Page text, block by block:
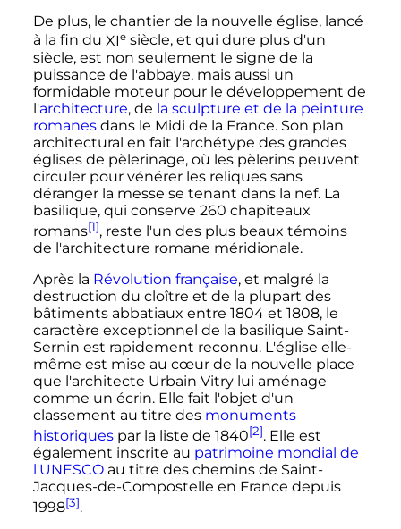
De plus, le chantier de la nouvelle église, lancé
à la fin du XIe siècle, et qui dure plus d'un
siècle, est non seulement le signe de la
puissance de l'abbaye, mais aussi un
formidable moteur pour le développement de
l'architecture, de la sculpture et de la peinture
romanesdans le Midi de la France. Son plan
architectural en fait l'archétype des grandes
églises de pèlerinage, où les pèlerins peuvent
circuler pour vénérer les reliques sans
déranger la messe se tenant dans la nef. La
basilique, qui conserve 260 chapiteaux
romans[1], reste l'un des plus beaux témoins
de l'architecture romane méridionale.
Après la Révolution française, et malgré la
destruction du cloître et de la plupart des
bâtiments abbatiaux entre 1804 et 1808, le
caractère exceptionnel de la basilique Saint-
Sernin est rapidement reconnu. L'église elle-
même est mise au cœur de la nouvelle place
que l'architecte Urbain Vitry lui aménage
comme un écrin. Elle fait l'objet d'un
classement au titre des monuments
historiquespar la liste de 1840[2]. Elle est
également inscrite au patrimoine mondial de
l'UNESCOau titre des chemins de Saint-
Jacques-de-Compostelle en France depuis
1998[3].